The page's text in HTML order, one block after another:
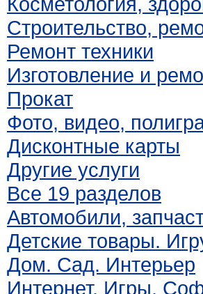
Строительство,
Ремонт техники
Изготовление и
Прокат
Фото, видео,
Дисконтные карты
Другие услуги
Все 19 разделов
Автомобили,
Детские товары.
Дом. Сад. Интерьер
Интернет. Игры.